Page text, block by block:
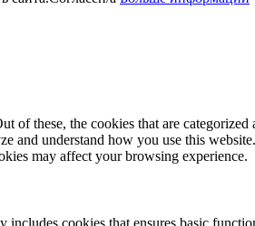
these, the cookies that are categorized
and understand how you use this
may affect your browsing experience.
cookies that ensures basic